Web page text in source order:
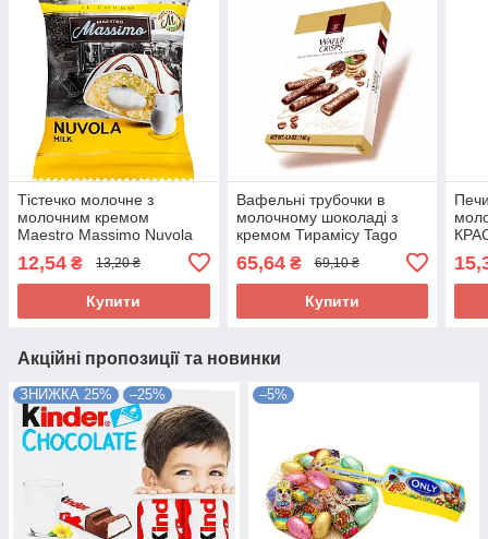
Тістечко молочне з
молочним кремом
Maestro Massimo Nuvola
12,54 ₴ 13,20 ₴
Купити
Вафельні трубочки в
молочному шоколаді з
кремом Тирамісу Tago
Crisps Tiramisu flavour 140
г Польща
65,64₴ 69,10 ₴
Купити
Акційні пропозиції та новинки
ЗНИЖКА 25% –25% –5%